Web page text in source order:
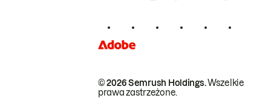
© 2026 Semrush Holdings.Wszelkie
prawa zastrzeżone.